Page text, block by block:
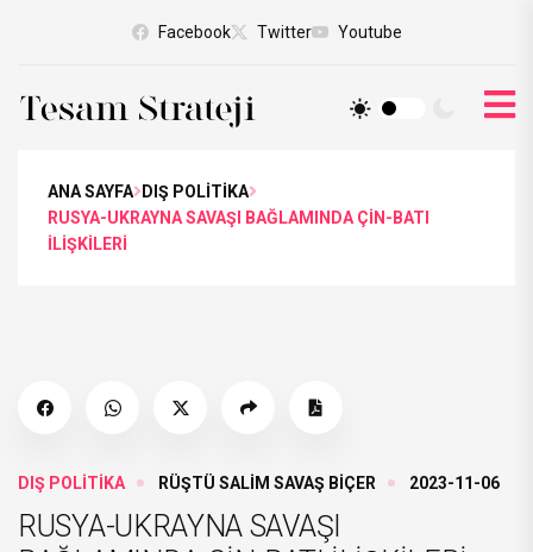
Facebook Twitter Youtube
ANA SAYFA
DIŞ POLİTİKA
RUSYA-UKRAYNA SAVAŞI BAĞLAMINDA ÇİN-BATI
İLİŞKİLERİ
DIŞ POLİTİKA RÜŞTÜ SALİM SAVAŞ BİÇER 2023-11-06
RUSYA-UKRAYNA SAVAŞI